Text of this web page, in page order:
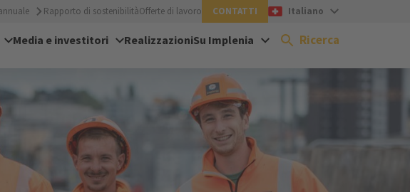
Rapporto di sostenibilitàOfferte di lavoro CONTATTI Italiano
Media e investitori RealizzazioniSu Implenia Ricerca